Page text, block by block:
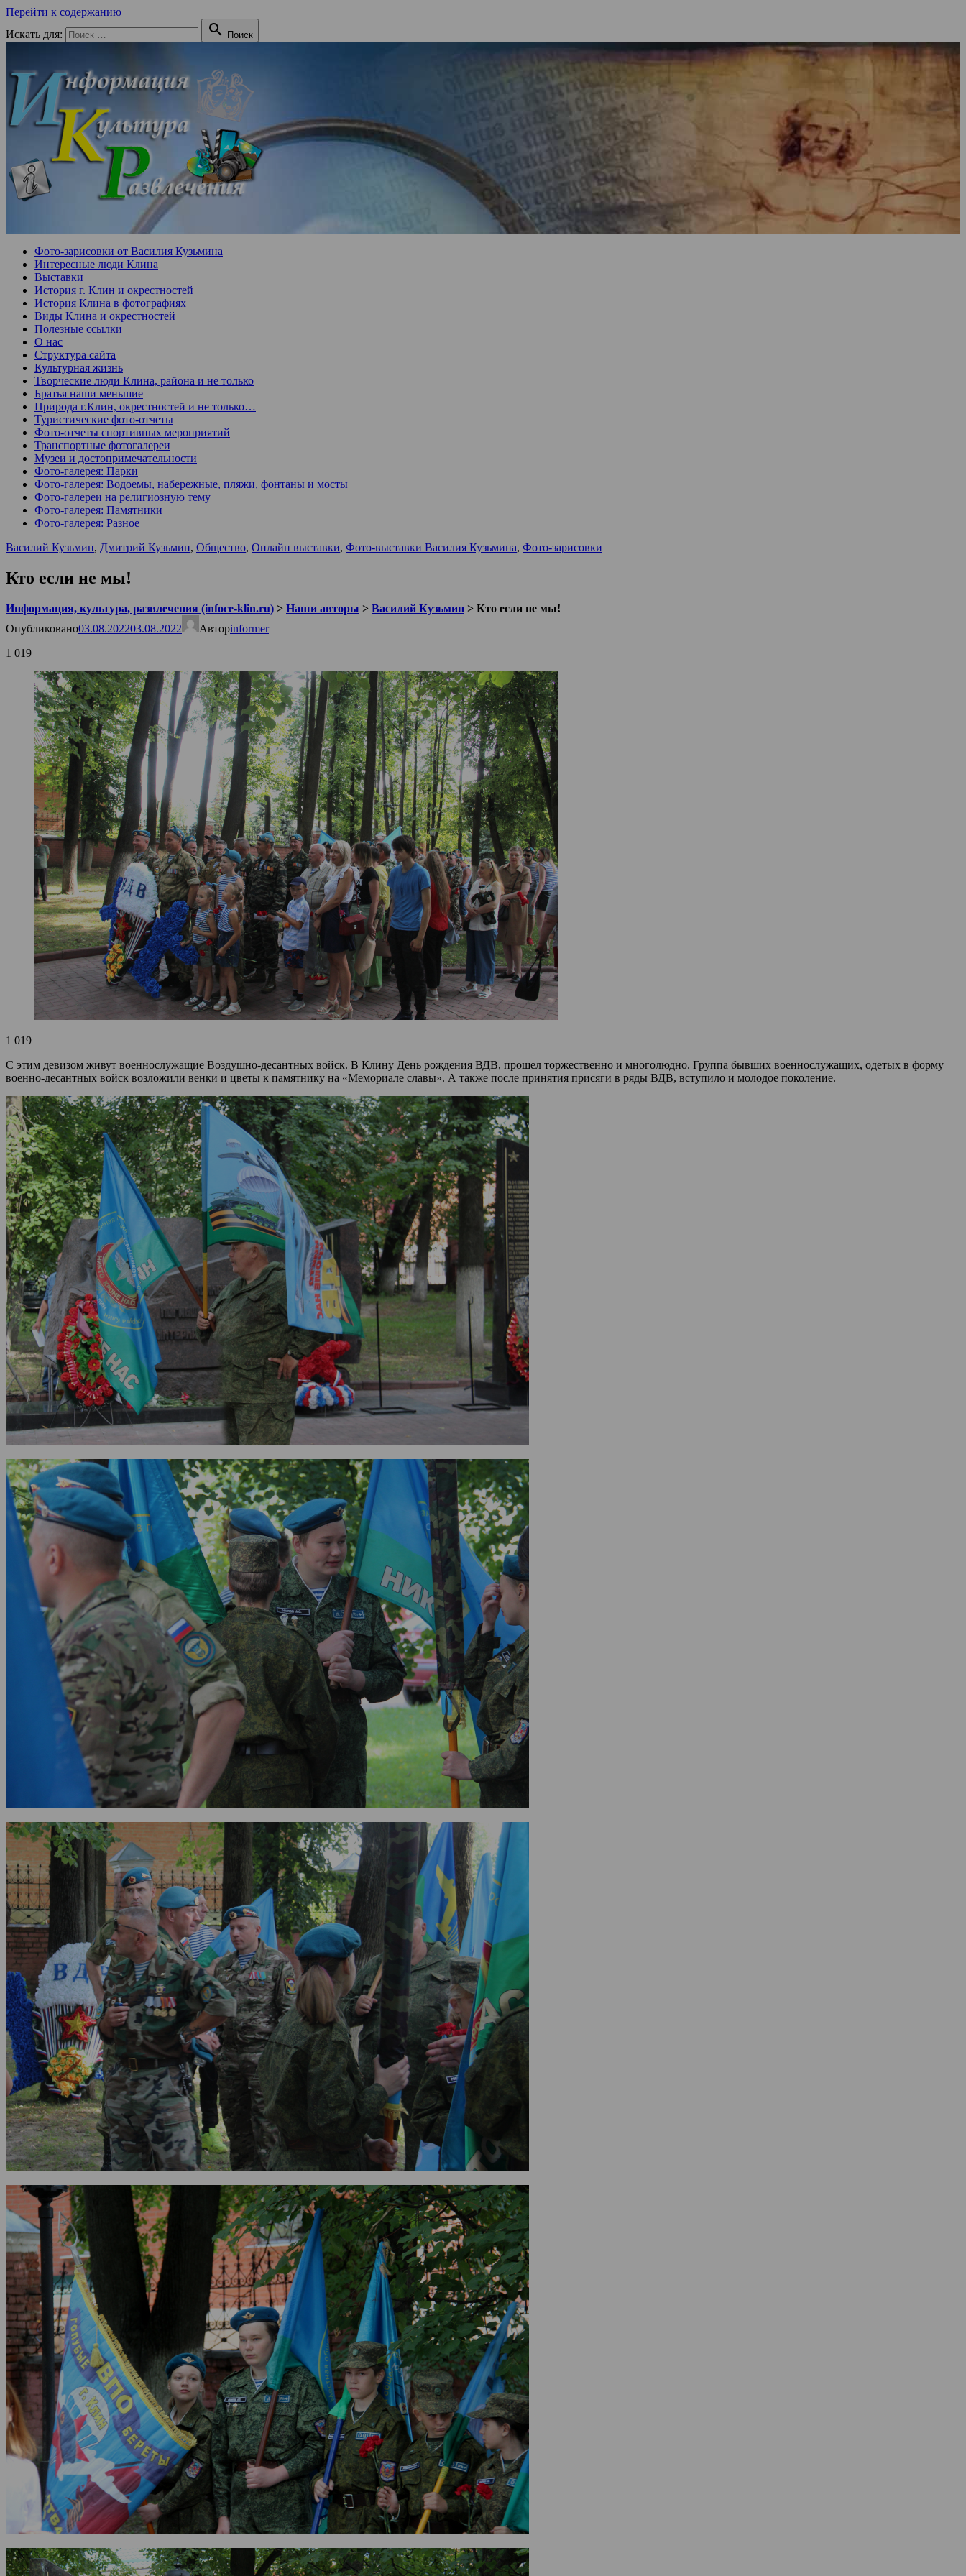
Перейти к содержанию
Искать для:
 Поиск
Фото-зарисовки от Василия Кузьмина
Интересные люди Клина
Выставки
История г. Клин и окрестностей
История Клина в фотографиях
Виды Клина и окрестностей
Полезные ссылки
О нас
Структура сайта
Культурная жизнь
Творческие люди Клина, района и не только
Братья наши меньшие
Природа г.Клин, окрестностей и не только…
Туристические фото-отчеты
Фото-отчеты спортивных мероприятий
Транспортные фотогалереи
Музеи и достопримечательности
Фото-галерея: Парки
Фото-галерея: Водоемы, набережные, пляжи, фонтаны и мосты
Фото-галереи на религиозную тему
Фото-галерея: Памятники
Фото-галерея: Разное
Василий Кузьмин, Дмитрий Кузьмин, Общество, Онлайн выставки, Фото-выставки Василия Кузьмина, Фото-зарисовки
Кто если не мы!
Информация, культура, развлечения (infoce-klin.ru) > Наши авторы > Василий Кузьмин > Кто если не мы!
Опубликовано03.08.202203.08.2022 Авторinformer
1 019
1 019
С этим девизом живут военнослужащие Воздушно-десантных войск. В Клину День рождения ВДВ, прошел торжественно и многолюдно. Группа бывших военнослужащих, одетых в форму
военно-десантных войск возложили венки и цветы к памятнику на «Мемориале славы». А также после принятия присяги в ряды ВДВ, вступило и молодое поколение.